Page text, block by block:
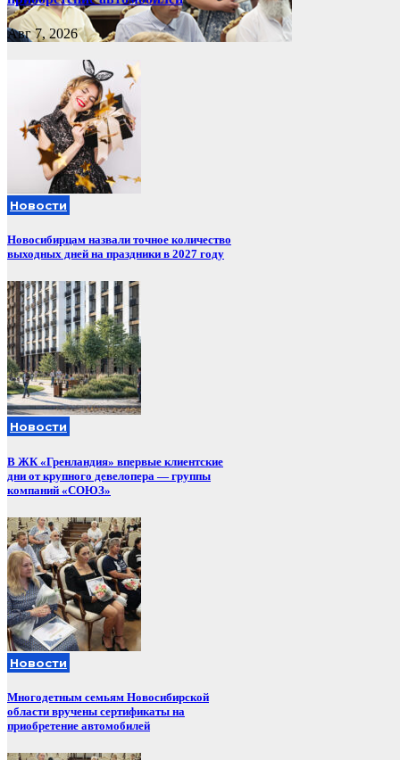
Авг 7, 2026
Новости
Новосибирцам назвали точное количество
выходных дней на праздники в 2027 году
Новости
В ЖК «Гренландия» впервые клиентские
дни от крупного девелопера — группы
компаний «СОЮЗ»
Новости
Многодетным семьям Новосибирской
области вручены сертификаты на
приобретение автомобилей